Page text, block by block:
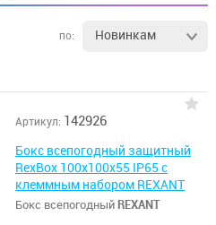
по: Новинкам
Артикул: 142926
Бокс всепогодный защитный
RexBox 100х100х55 IP65 с
клеммным набором REXANT
Бокс всепогодный REXANT